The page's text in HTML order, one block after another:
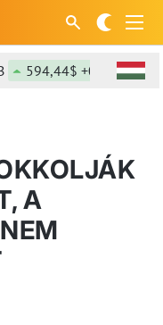
594,44$ +0,85%
A